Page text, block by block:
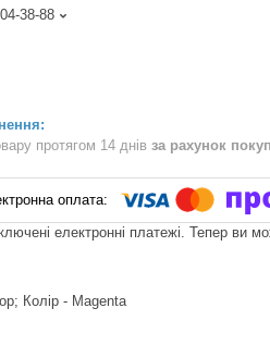
38-88
протягом 14 днів за рахунок
електронні платежі. Тепер ви
Колір - Magenta